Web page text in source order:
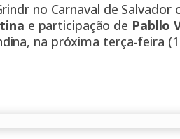
no Carnaval de Salvador
e participação de Pabllo
na próxima terça-feira